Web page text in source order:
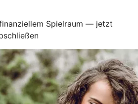
Spielraum — jetzt